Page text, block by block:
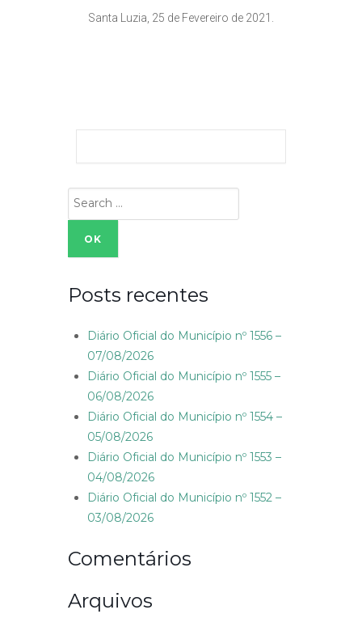
Santa Luzia, 25 de Fevereiro de 2021.
Search
for:
Posts recentes
Diário Oficial do Município nº 1556 –
07/08/2026
Diário Oficial do Município nº 1555 –
06/08/2026
Diário Oficial do Município nº 1554 –
05/08/2026
Diário Oficial do Município nº 1553 –
04/08/2026
Diário Oficial do Município nº 1552 –
03/08/2026
Comentários
Arquivos